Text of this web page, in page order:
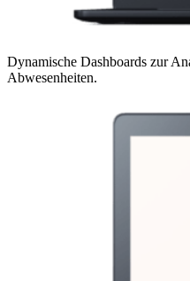
Dynamische Dashboards zur
Abwesenheiten.